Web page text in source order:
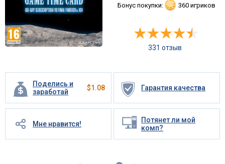
Поделись и
заработай
$1.08 Гарантия качества
Мне нравится!
Потянет ли мой
комп?
Бонус покупки: 360 игриков
331 отзыв